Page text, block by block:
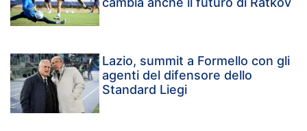
Lazio, summit a Formello con gli
agenti del difensore dello
Standard Liegi